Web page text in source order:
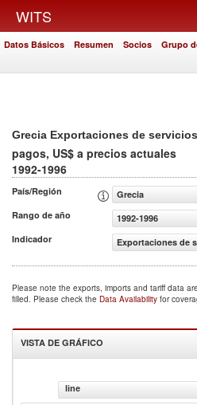
WITS
Datos Básicos Resumen Socios Grupo
Grecia Exportaciones de
pagos, US$ a precios actuales
1992-1996
País/Región
Grecia
Rango de año
1992-1996
Indicador
Exportaciones de
Please note the exports, imports and tariff data
filled. Please check the Data Availability for
VISTA DE GRÁFICO
line